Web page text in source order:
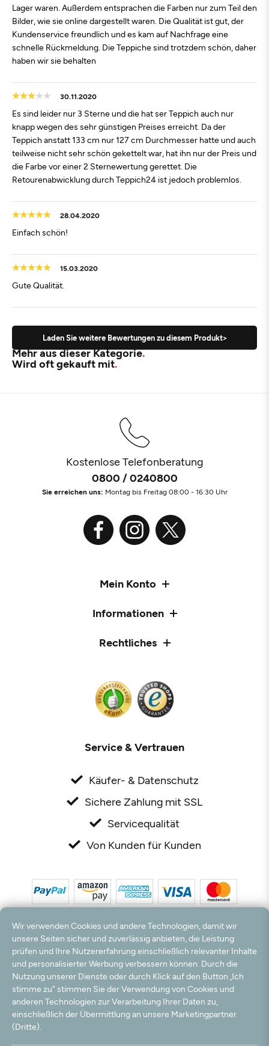
Lager waren. Außerdem entsprachen die Farben nur zum Teil den
Bilder, wie sie online dargestellt waren. Die Qualität ist gut, der
Kundenservice freundlich und es kam auf Nachfrage eine
schnelle Rückmeldung. Die Teppiche sind trotzdem schön, daher
haben wir sie behalten
30.11.2020
Es sind leider nur 3 Sterne und die hat ser Teppich auch nur
knapp wegen des sehr günstigen Preises erreicht. Da der
Teppich anstatt 133 cm nur 127 cm Durchmesser hatte und auch
teilweise nicht sehr schön gekettelt war, hat ihn nur der Preis und
die Farbe vor einer 2 Sternewertung gerettet. Die
Retourenabwicklung durch Teppich24 ist jedoch problemlos.
28.04.2020
Einfach schön!
15.03.2020
Gute Qualität.
Laden Sie weitere Bewertungen zu diesem Produkt>
Mehr aus dieser Kategorie
Wird oft gekauft mit
Kostenlose Telefonberatung
0800 / 0240800
Sie erreichen uns: Montag bis Freitag 08:00 - 16:30 Uhr
Mein Konto
Informationen
Rechtliches
Service & Vertrauen
Käufer- & Datenschutz
Sichere Zahlung mit SSL
Servicequalität
Von Kunden für Kunden
*Alle Preise inkl. MwSt. und zzgl. Versandkosten. **Kostenloser Versand und Rückversand
nur innerhalb Deutschlands und Österreichs.
Hinweis:
Wir nutzen Ihre E-Mail Adresse für werbliche Zwecke, die jederzeit widerrufen
werden können. Ihre Daten werden nicht an Dritte weitergegeben.
© 2003 - 2026 Rudolf Hossdorf Teppichhandel e.K. / Alle Rechte vorbehalten. powered by
createyourtemplate
Wir verwenden Cookies und andere Technologien, damit wir
unsere Seiten sicher und zuverlässig anbieten, die Leistung
prüfen und Ihre Nutzererfahrung einschließlich relevanter Inhalte
und personalisierter Werbung verbessern können. Durch die
Nutzung unserer Dienste oder durch Klick auf den Button „Ich
stimme zu“ stimmen Sie der Verwendung von Cookies und
anderen Technologien zur Verarbeitung Ihrer Daten zu,
einschließlich der Übermittlung an unsere Marketingpartner
(Dritte).